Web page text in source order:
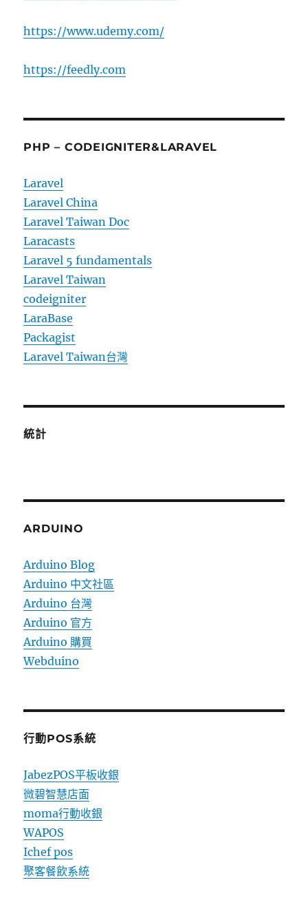
https://www.udemy.com/
https://feedly.com
PHP – CODEIGNITER&LARAVEL
Laravel
Laravel China
Laravel Taiwan Doc
Laracasts
Laravel 5 fundamentals
Laravel Taiwan
codeigniter
LaraBase
Packagist
Laravel Taiwan台灣
統計
ARDUINO
Arduino Blog
Arduino 中文社區
Arduino 台灣
Arduino 官方
Arduino 購買
Webduino
行動POS系統
JabezPOS平板收銀
微碧智慧店面
moma行動收銀
WAPOS
Ichef pos
聚客餐飲系統